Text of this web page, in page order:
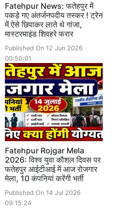
Fatehpur News: फतेहपुर में
पकड़े गए अंतर्जनपदीय तस्कर ! ट्रेन
में ऐसे छिपाकर लाते थे गांजा,
मास्टरमाइंड शिवहरे फरार
Published On 12 Jun 2026
00:50:01
Fatehpur Rojgar Mela
2026: विश्व युवा कौशल दिवस पर
फतेहपुर आईटीआई में आज रोजगार
मेला, 10 कंपनियां करेंगी भर्ती
Published On 14 Jul 2026
09:15:24